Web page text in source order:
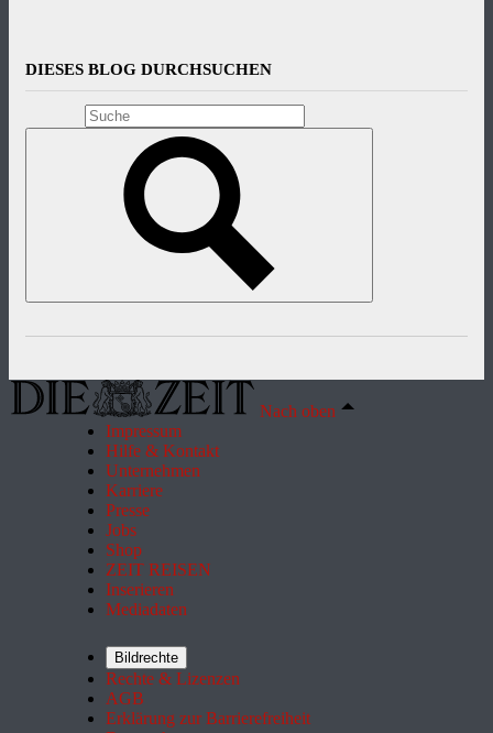
DIESES BLOG DURCHSUCHEN
Nach oben
Impressum
Hilfe & Kontakt
Unternehmen
Karriere
Presse
Jobs
Shop
ZEIT REISEN
Inserieren
Mediadaten
Bildrechte
Rechte & Lizenzen
AGB
Erklärung zur Barrierefreiheit